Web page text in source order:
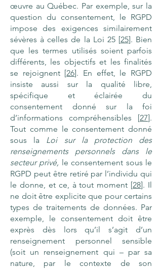
œuvre au Québec. Par exemple, sur la
question du consentement, le RGPD
impose des exigences similairement
sévères à celles de la Loi 25 [25]. Bien
que les termes utilisés soient parfois
différents, les objectifs et les finalités
se rejoignent [26]. En effet, le RGPD
insiste aussi sur la qualité libre,
spécifique et éclairée du
consentement donné sur la foi
d’informations compréhensibles [27].
Tout comme le consentement donné
sous la Loi sur la protection des
renseignements personnels dans le
secteur privé, le consentement sous le
RGPD peut être retiré par l’individu qui
le donne, et ce, à tout moment [28]. Il
ne doit être explicite que pour certains
types de traitements de données. Par
exemple, le consentement doit être
exprès dès lors qu’il s’agit d’un
renseignement personnel sensible
(soit un renseignement qui – par sa
nature, par le contexte de son